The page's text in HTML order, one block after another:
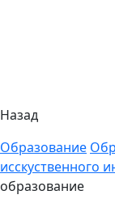
Назад
Образование
исскуственного
образование